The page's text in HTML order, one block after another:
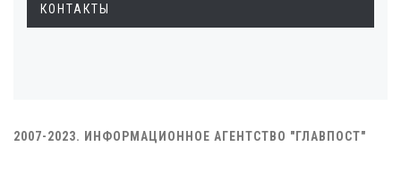
КОНТАКТЫ
2007-2023. ИНФОРМАЦИОННОЕ АГЕНТСТВО "ГЛАВПОСТ"